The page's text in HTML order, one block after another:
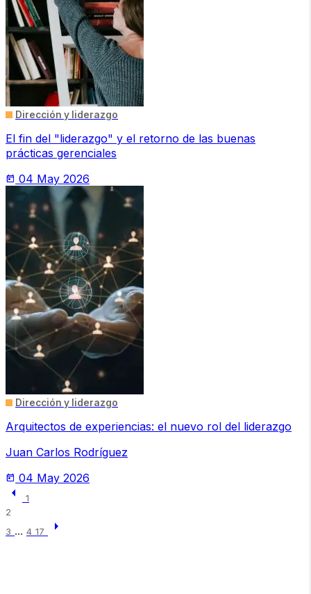
Dirección y liderazgo
El fin del "liderazgo" y el retorno de las buenas
prácticas gerenciales
today 04 May 2026
Dirección y liderazgo
Arquitectos de experiencias: el nuevo rol del liderazgo
Juan Carlos Rodríguez
today 04 May 2026
arrow_left
1
2
3 ... 4 17 arrow_right